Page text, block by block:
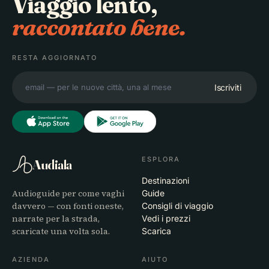
raccontato bene.
RESTA AGGIORNATO
Iscriviti
Audiala
Audioguide per come vaghi
davvero — con fonti oneste,
narrate per la strada,
scaricate una volta sola.
ESPLORA
Destinazioni
Guide
Consigli di viaggio
Vedi i prezzi
Scarica
AZIENDA AIUTO